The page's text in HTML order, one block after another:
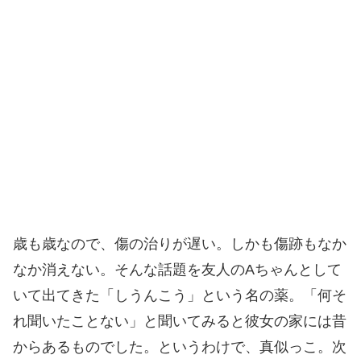
歳も歳なので、傷の治りが遅い。しかも傷跡もなか
なか消えない。そんな話題を友人のAちゃんとして
いて出てきた「しうんこう」という名の薬。「何そ
れ聞いたことない」と聞いてみると彼女の家には昔
からあるものでした。というわけで、真似っこ。次